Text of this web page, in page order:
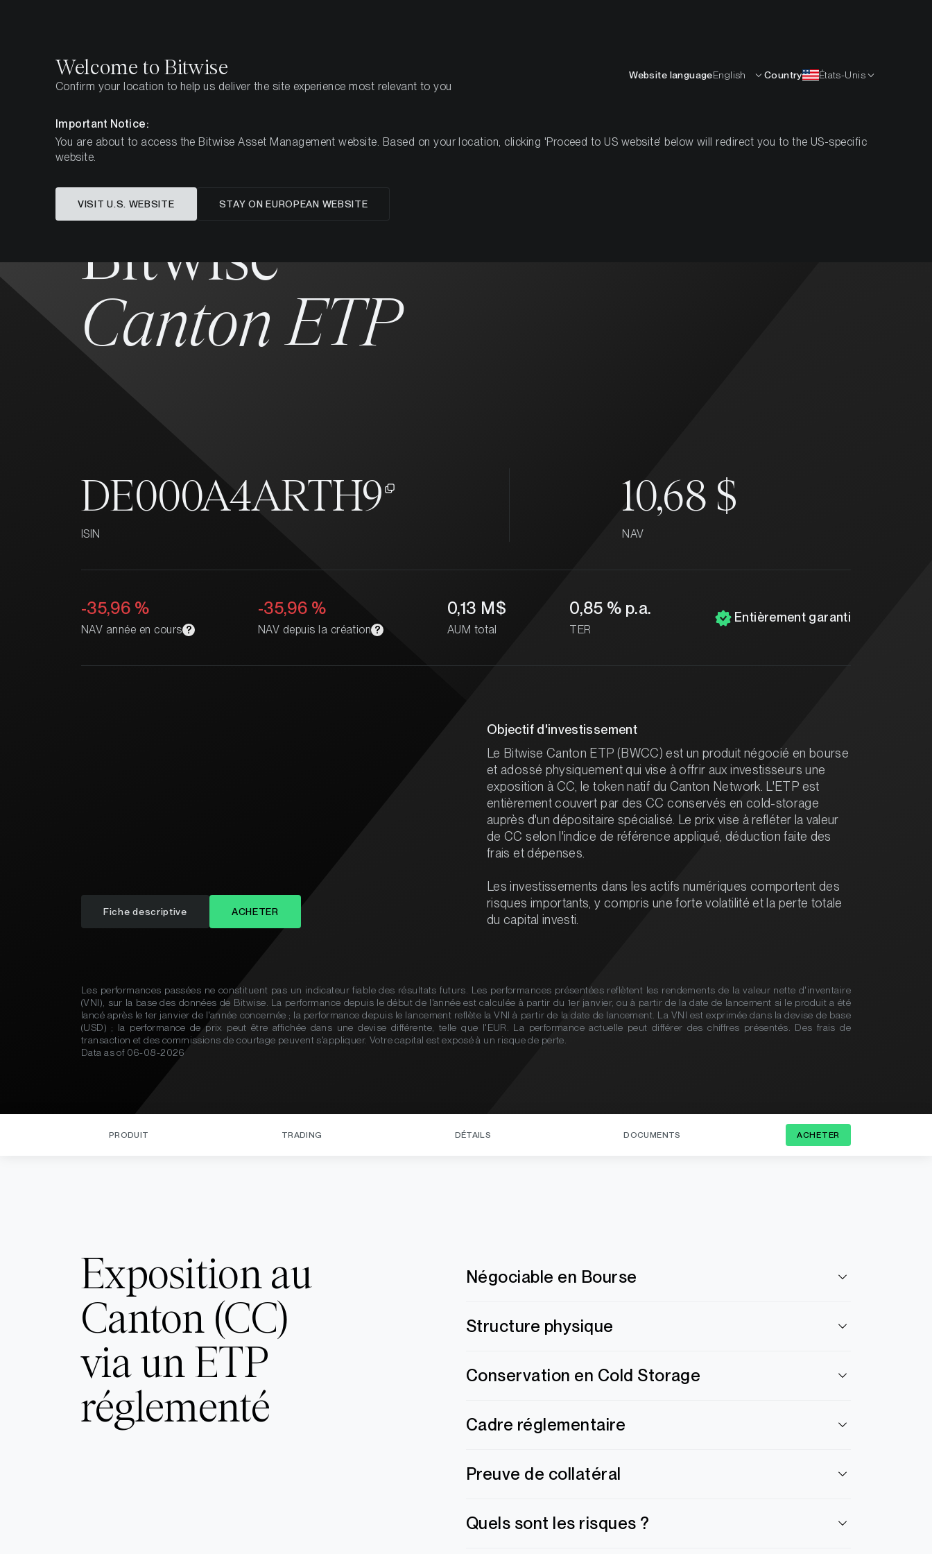
COMMUNICATION PUBLICITAIRE
Bitwise
Canton ETP
DE000A4ARTH9
ISIN
10,68 $
NAV
-35,96 %
NAV année en cours ?
-35,96 %
NAV depuis la création ?
0,13 M$
AUM total
0,85 % p.a.
TER
Entièrement garanti
Fiche descriptive ACHETER
Objectif d'investissement
Le Bitwise Canton ETP (BWCC) est un produit négocié en bourse
et adossé physiquement qui vise à offrir aux investisseurs une
exposition à CC, le token natif du Canton Network. L'ETP est
entièrement couvert par des CC conservés en cold-storage
auprès d'un dépositaire spécialisé. Le prix vise à refléter la valeur
de CC selon l'indice de référence appliqué, déduction faite des
frais et dépenses.
Les investissements dans les actifs numériques comportent des
risques importants, y compris une forte volatilité et la perte totale
du capital investi.
Les performances passées ne constituent pas un indicateur fiable des résultats futurs. Les performances présentées reflètent les rendements de la valeur nette d'inventaire
(VNI), sur la base des données de Bitwise. La performance depuis le début de l'année est calculée à partir du 1er janvier, ou à partir de la date de lancement si le produit a été
lancé après le 1er janvier de l'année concernée ; la performance depuis le lancement reflète la VNI à partir de la date de lancement. La VNI est exprimée dans la devise de base
(USD) ; la performance de prix peut être affichée dans une devise différente, telle que l'EUR. La performance actuelle peut différer des chiffres présentés. Des frais de
transaction et des commissions de courtage peuvent s'appliquer. Votre capital est exposé à un risque de perte.
Data as of 06-08-2026
PRODUIT TRADING DÉTAILS DOCUMENTS ACHETER
Exposition au
Canton (CC)
via un ETP
réglementé
Négociable en Bourse
Structure physique
Conservation en Cold Storage
Cadre réglementaire
Preuve de collatéral
Quels sont les risques ?
Welcome to Bitwise
Confirm your location to help us deliver the site experience most relevant to you
Website languageEnglish Country États-Unis
Important Notice:
You are about to access the Bitwise Asset Management website. Based on your location, clicking 'Proceed to US website' below will redirect you to the US-specific
website.
VISIT U.S. WEBSITE STAY ON EUROPEAN WEBSITE